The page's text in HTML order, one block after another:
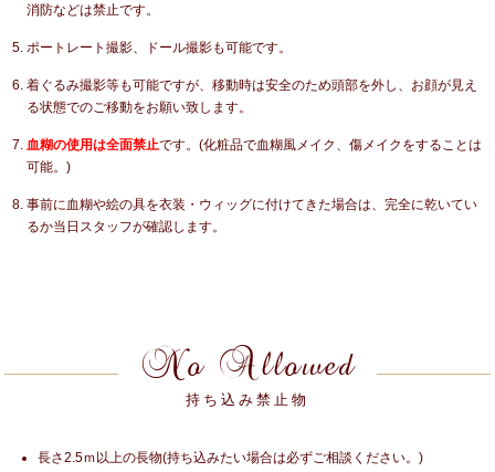
消防などは禁止です。
ポートレート撮影、ドール撮影も可能です。
着ぐるみ撮影等も可能ですが、移動時は安全のため頭部を外し、お顔が見え
る状態でのご移動をお願い致します。
血糊の使用は全面禁止です。(化粧品で血糊風メイク、傷メイクをすることは
可能。)
事前に血糊や絵の具を衣装・ウィッグに付けてきた場合は、完全に乾いてい
るか当日スタッフが確認します。
No Allowed
持ち込み禁止物
長さ2.5ｍ以上の長物(持ち込みたい場合は必ずご相談ください。)